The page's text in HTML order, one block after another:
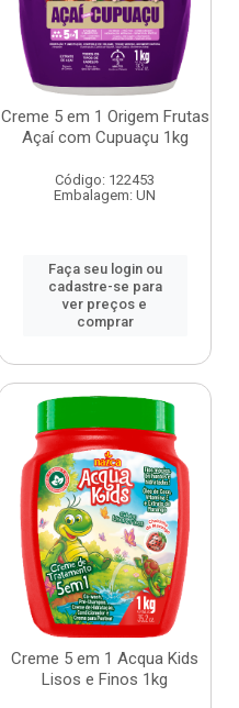
Creme 5 em 1 Origem Frutas
Açaí com Cupuaçu 1kg
Código: 122453
Embalagem: UN
Faça seu login ou
cadastre-se para
ver preços e
comprar
Creme 5 em 1 Acqua Kids
Lisos e Finos 1kg